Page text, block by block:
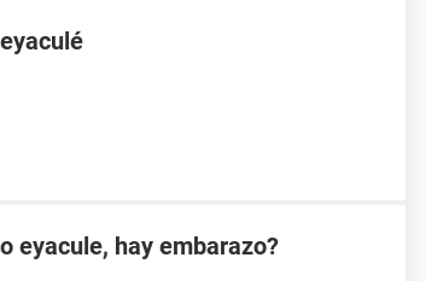
eyacule, hay embarazo?